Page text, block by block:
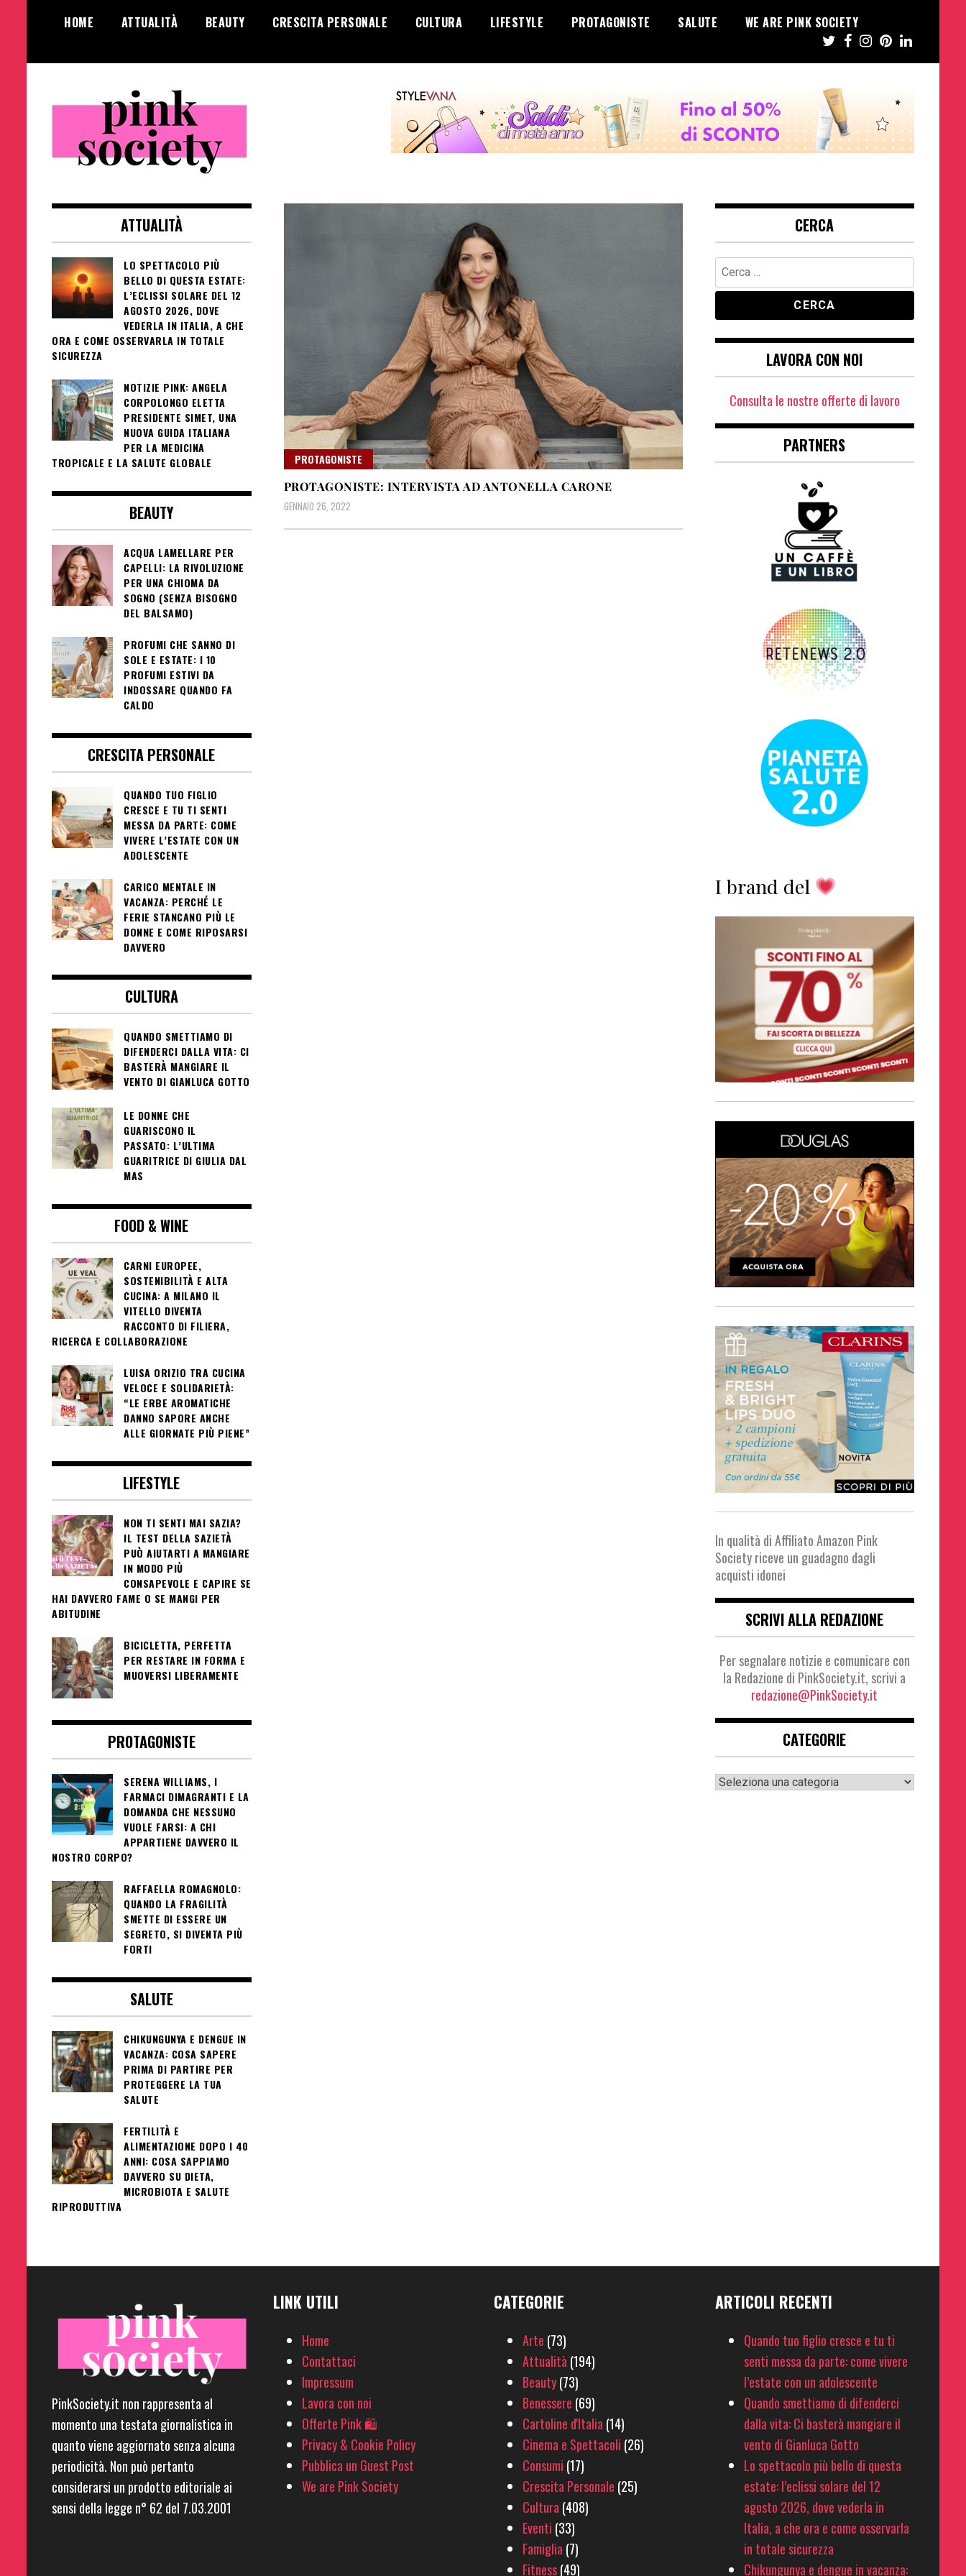
HOME ATTUALITÀ BEAUTY CRESCITA PERSONALE CULTURA LIFESTYLE PROTAGONISTE SALUTE WE ARE PINK SOCIETY
Pink Society
femminile
PROTAGONISTE
PROTAGONISTE: INTERVISTA AD ANTONELLA CARONE
GENNAIO 26, 2022
ATTUALITÀ
LO SPETTACOLO PIÙ
BELLO DI QUESTA ESTATE:
L’ECLISSI SOLARE DEL 12
AGOSTO 2026, DOVE
VEDERLA IN ITALIA, A CHE
ORA E COME OSSERVARLA IN TOTALE
SICUREZZA
NOTIZIE PINK: ANGELA
CORPOLONGO ELETTA
PRESIDENTE SIMET, UNA
NUOVA GUIDA ITALIANA
PER LA MEDICINA
TROPICALE E LA SALUTE GLOBALE
BEAUTY
ACQUA LAMELLARE PER
CAPELLI: LA RIVOLUZIONE
PER UNA CHIOMA DA
SOGNO (SENZA BISOGNO
DEL BALSAMO)
PROFUMI CHE SANNO DI
SOLE E ESTATE: I 10
PROFUMI ESTIVI DA
INDOSSARE QUANDO FA
CALDO
CRESCITA PERSONALE
QUANDO TUO FIGLIO
CRESCE E TU TI SENTI
MESSA DA PARTE: COME
VIVERE L’ESTATE CON UN
ADOLESCENTE
CARICO MENTALE IN
VACANZA: PERCHÉ LE
FERIE STANCANO PIÙ LE
DONNE E COME RIPOSARSI
DAVVERO
CULTURA
QUANDO SMETTIAMO DI
DIFENDERCI DALLA VITA: CI
BASTERÀ MANGIARE IL
VENTO DI GIANLUCA GOTTO
LE DONNE CHE
GUARISCONO IL
PASSATO: L’ULTIMA
GUARITRICE DI GIULIA DAL
MAS
FOOD & WINE
CARNI EUROPEE,
SOSTENIBILITÀ E ALTA
CUCINA: A MILANO IL
VITELLO DIVENTA
RACCONTO DI FILIERA,
RICERCA E COLLABORAZIONE
LUISA ORIZIO TRA CUCINA
VELOCE E SOLIDARIETÀ:
“LE ERBE AROMATICHE
DANNO SAPORE ANCHE
ALLE GIORNATE PIÙ PIENE”
LIFESTYLE
NON TI SENTI MAI SAZIA?
IL TEST DELLA SAZIETÀ
PUÒ AIUTARTI A MANGIARE
IN MODO PIÙ
CONSAPEVOLE E CAPIRE SE
HAI DAVVERO FAME O SE MANGI PER
ABITUDINE
BICICLETTA, PERFETTA
PER RESTARE IN FORMA E
MUOVERSI LIBERAMENTE
PROTAGONISTE
SERENA WILLIAMS, I
FARMACI DIMAGRANTI E LA
DOMANDA CHE NESSUNO
VUOLE FARSI: A CHI
APPARTIENE DAVVERO IL
NOSTRO CORPO?
RAFFAELLA ROMAGNOLO:
QUANDO LA FRAGILITÀ
SMETTE DI ESSERE UN
SEGRETO, SI DIVENTA PIÙ
FORTI
SALUTE
CHIKUNGUNYA E DENGUE IN
VACANZA: COSA SAPERE
PRIMA DI PARTIRE PER
PROTEGGERE LA TUA
SALUTE
FERTILITÀ E
ALIMENTAZIONE DOPO I 40
ANNI: COSA SAPPIAMO
DAVVERO SU DIETA,
MICROBIOTA E SALUTE
RIPRODUTTIVA
CERCA
Ricerca
per:
LAVORA CON NOI
Consulta le nostre offerte di lavoro
PARTNERS
I brand del
In qualità di Affiliato Amazon Pink
Society riceve un guadagno dagli
acquisti idonei
SCRIVI ALLA REDAZIONE
Per segnalare notizie e comunicare con
la Redazione di PinkSociety.it, scrivi a
redazione@PinkSociety.it
CATEGORIE
Categorie
PinkSociety.it non rappresenta al
momento una testata giornalistica in
quanto viene aggiornato senza alcuna
periodicità. Non può pertanto
considerarsi un prodotto editoriale ai
sensi della legge n° 62 del 7.03.2001
LINK UTILI
Home
Contattaci
Impressum
Lavora con noi
Offerte Pink 🛍
Privacy & Cookie Policy
Pubblica un Guest Post
We are Pink Society
CATEGORIE
Arte (73)
Attualità (194)
Beauty(73)
Benessere (69)
Cartoline d'Italia (14)
Cinema e Spettacoli (26)
Consumi (17)
Crescita Personale (25)
Cultura (408)
Eventi (33)
Famiglia (7)
Fitness(49)
ARTICOLI RECENTI
Quando tuo figlio cresce e tu ti
senti messa da parte: come vivere
l’estate con un adolescente
Quando smettiamo di difenderci
dalla vita: Ci basterà mangiare il
vento di Gianluca Gotto
Lo spettacolo più bello di questa
estate: l’eclissi solare del 12
agosto 2026, dove vederla in
Italia, a che ora e come osservarla
in totale sicurezza
Chikungunya e dengue in vacanza: